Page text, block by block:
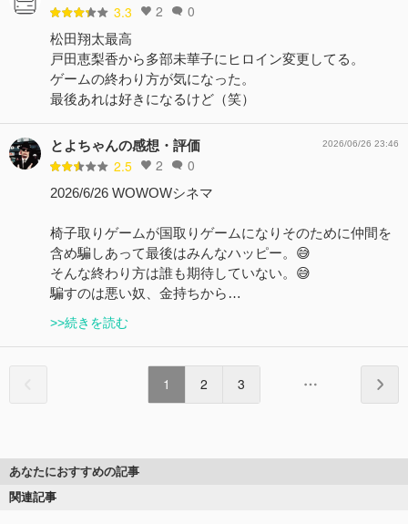
3.3 2 0
松田翔太最高
戸田恵梨香から多部未華子にヒロイン変更してる。
ゲームの終わり方が気になった。
最後あれは好きになるけど（笑）
とよちゃんの感想・評価
2.5 2 0
2026/06/26 23:46
2026/6/26 WOWOWシネマ
椅子取りゲームが国取りゲームになりそのために仲間を
含め騙しあって最後はみんなハッピー。😅
そんな終わり方は誰も期待していない。😅
騙すのは悪い奴、金持ちから…
>>続きを読む
1 2 3
あなたにおすすめの記事
関連記事